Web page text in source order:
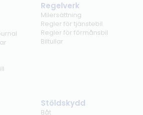
Regelverk
Milersättning
Regler för tjänstebil
Regler för förmånsbil
Biltullar
Stöldskydd
Båt